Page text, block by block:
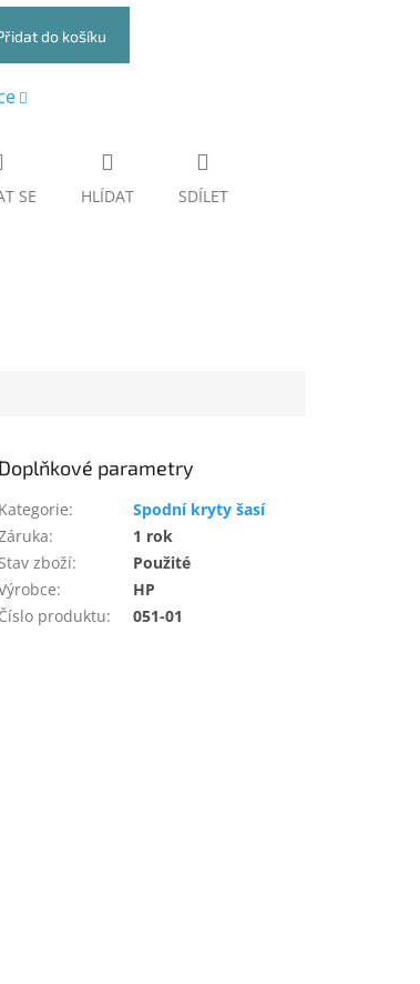
do košíku
SE HLÍDAT SDÍLET
Doplňkové parametry
Kategorie:
Spodní kryty šasí
:
1 rok
Stav zboží:
Použité
:
HP
Číslo produktu: 051-01